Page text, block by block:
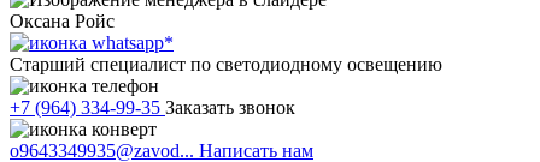
Оксана Ройс
Старший специалист по светодиодному освещению
+7 (964) 334-99-35 Заказать звонок
o9643349935@zavod... Написать нам